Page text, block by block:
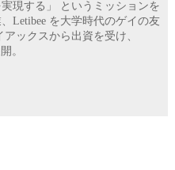
現する」 というミッションを
Letibee を大学時代のゲイの友
ックスから出資を受け、
。